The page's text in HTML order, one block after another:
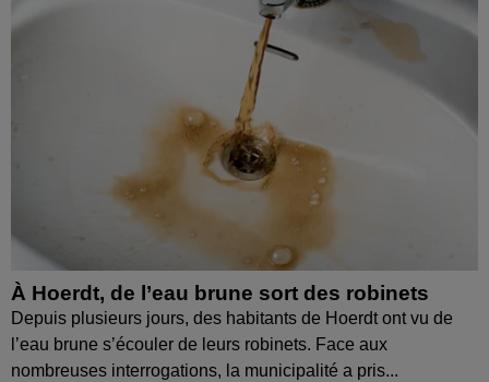
À Hoerdt, de l’eau brune sort des robinets
Depuis plusieurs jours, des habitants de Hoerdt ont vu de
l’eau brune s’écouler de leurs robinets. Face aux
nombreuses interrogations, la municipalité a pris...